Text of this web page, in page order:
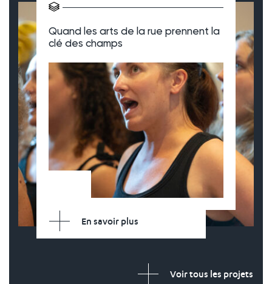
Quand les arts de la rue prennent la
clé des champs
En savoir plus
Voir tous les projets